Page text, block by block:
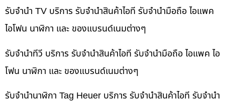
รับจำนำ TV บริการ รับจำนำสินค้าไอที รับจำนำมือถือ ไอแพค
ไอโฟน นาฬิกา และ ของแบรนด์เนมต่างๆ
รับจำนำทีวี บริการ รับจำนำสินค้าไอที รับจำนำมือถือ ไอแพค ไอ
โฟน นาฬิกา และ ของแบรนด์เนมต่างๆ
รับจำนำนาฬิกา Tag Heuer บริการ รับจำนำสินค้าไอที รับจำนำ